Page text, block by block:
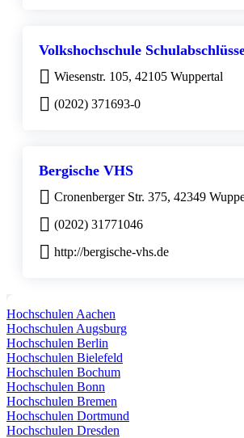
Volkshochschule
Wiesenstr. 105, 42105 Wuppertal
(0202) 371693-0
Bergische VHS
Cronenberger Str. 375, 42349
(0202) 31771046
http://bergische-vhs.de
Hochschulen Aachen
Hochschulen Augsburg
Hochschulen Berlin
Hochschulen Bielefeld
Hochschulen Bochum
Hochschulen Bonn
Hochschulen Bremen
Hochschulen Dortmund
Hochschulen Dresden